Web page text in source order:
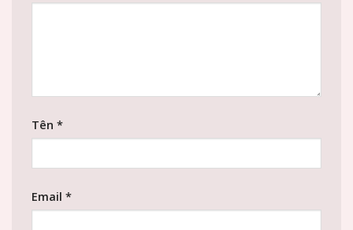
Tên *
Email *